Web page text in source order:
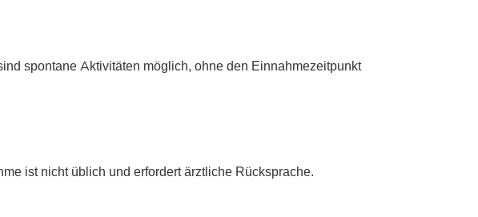
spontane Aktivitäten möglich, ohne den Einnahmezeitpunkt
ist nicht üblich und erfordert ärztliche Rücksprache.